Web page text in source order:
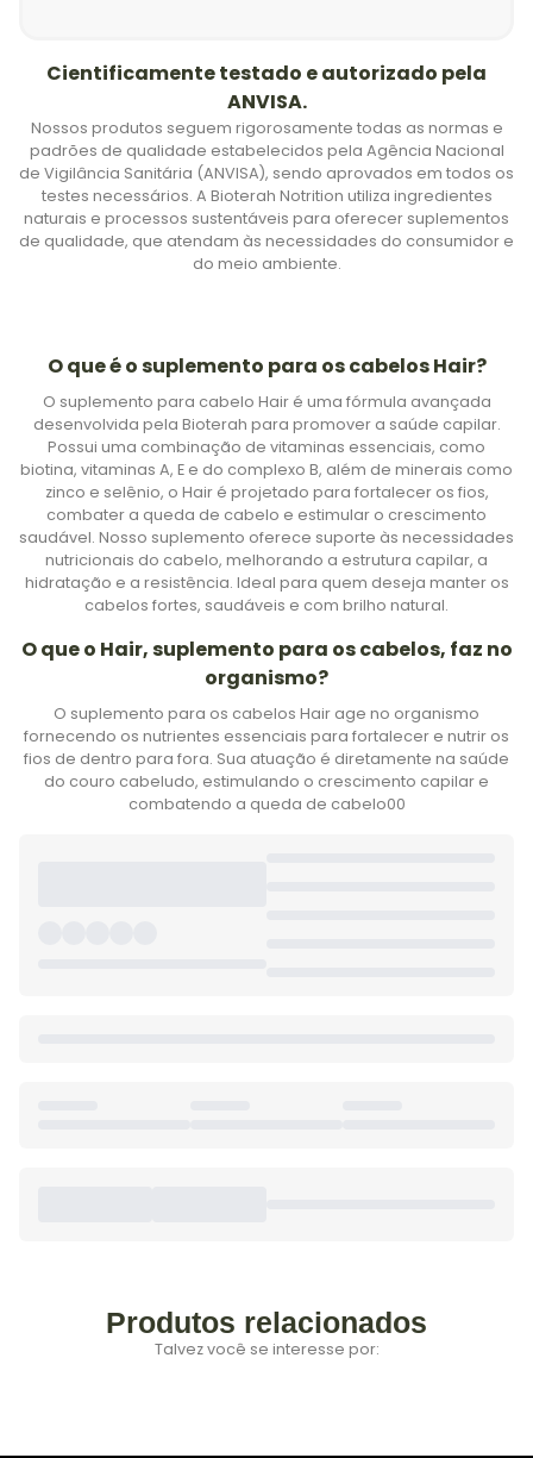
Cientificamente testado e autorizado pela
ANVISA.
Nossos produtos seguem rigorosamente todas as normas e
padrões de qualidade estabelecidos pela Agência Nacional
de Vigilância Sanitária (ANVISA), sendo aprovados em todos os
testes necessários. A Bioterah Notrition utiliza ingredientes
naturais e processos sustentáveis para oferecer suplementos
de qualidade, que atendam às necessidades do consumidor e
do meio ambiente.
O que é o suplemento para os cabelos Hair?
O suplemento para cabelo Hair é uma fórmula avançada
desenvolvida pela Bioterah para promover a saúde capilar.
Possui uma combinação de vitaminas essenciais, como
biotina, vitaminas A, E e do complexo B, além de minerais como
zinco e selênio, o Hair é projetado para fortalecer os fios,
combater a queda de cabelo e estimular o crescimento
saudável. Nosso suplemento oferece suporte às necessidades
nutricionais do cabelo, melhorando a estrutura capilar, a
hidratação e a resistência. Ideal para quem deseja manter os
cabelos fortes, saudáveis e com brilho natural.
O que o Hair, suplemento para os cabelos, faz no
organismo?
O suplemento para os cabelos Hair age no organismo
fornecendo os nutrientes essenciais para fortalecer e nutrir os
fios de dentro para fora. Sua atuação é diretamente na saúde
do couro cabeludo, estimulando o crescimento capilar e
combatendo a queda de cabelo00
Produtos relacionados
Talvez você se interesse por: